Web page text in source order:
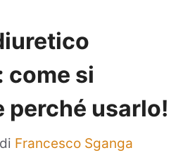
come si
perché usarlo!
di Francesco Sganga